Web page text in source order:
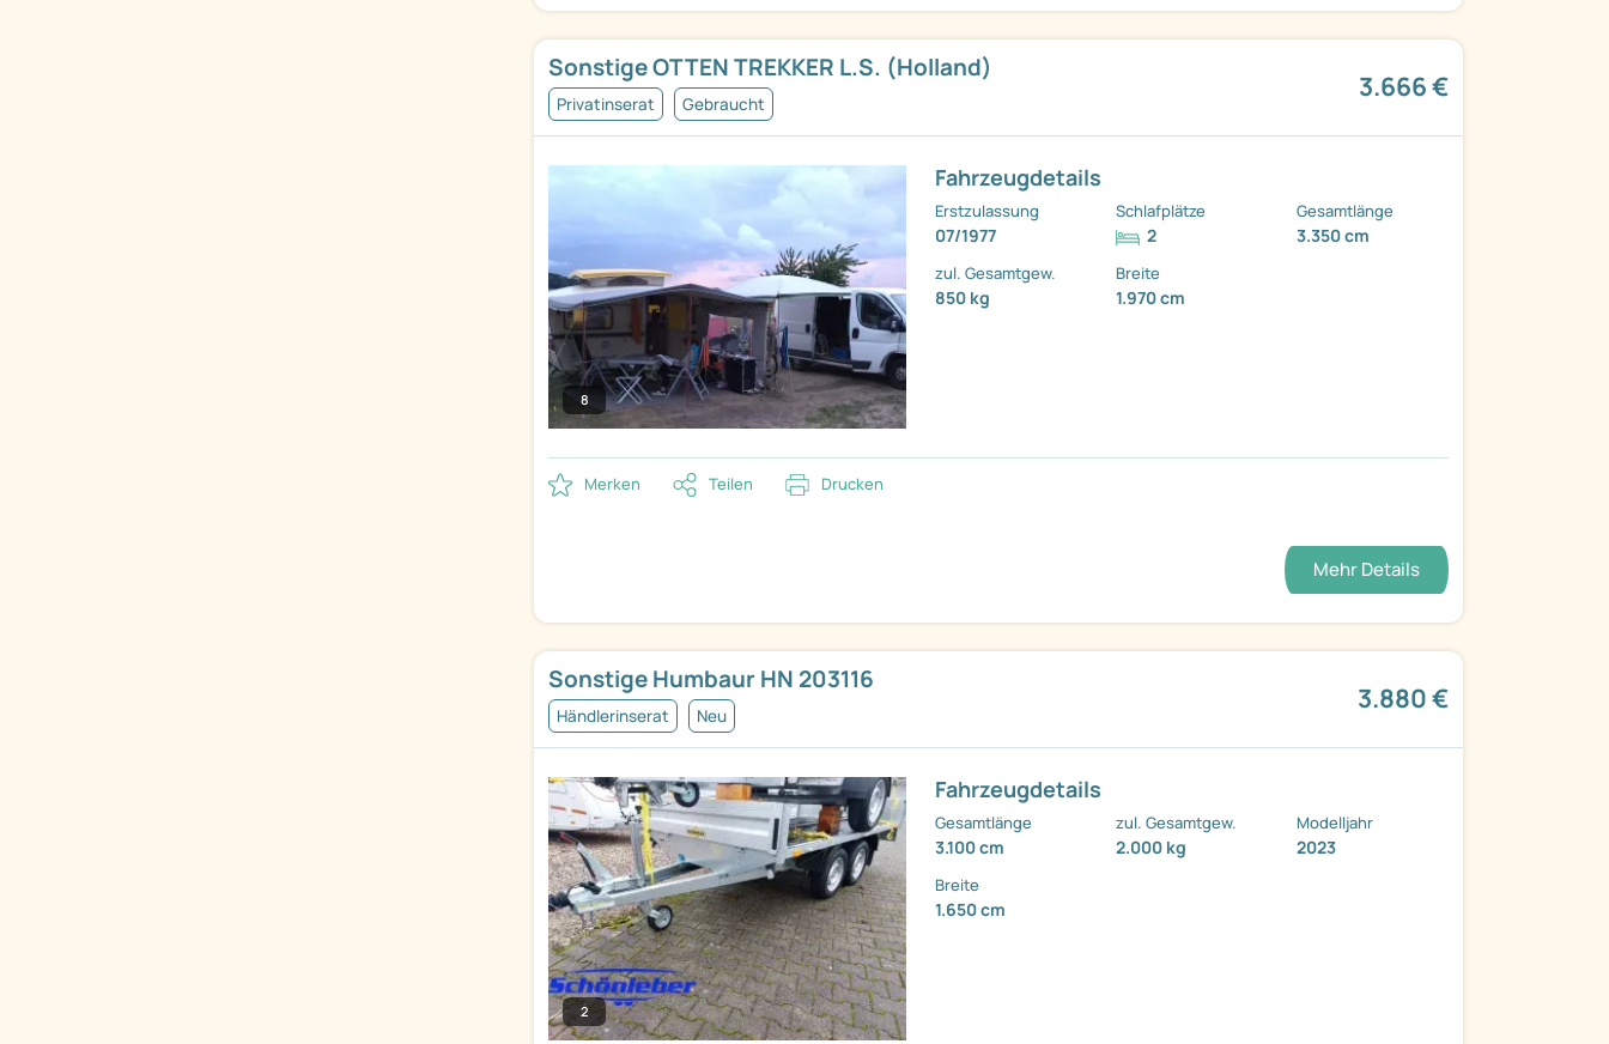
Sonstige OTTEN TREKKER L.S. (Holland)
Privatinserat Gebraucht
3.666 €
8
Fahrzeugdetails
Erstzulassung
07/1977
Schlafplätze
2
Gesamtlänge
3.350 cm
zul. Gesamtgew.
850 kg
Breite
1.970 cm
Merken Teilen Drucken
Mehr Details
Sonstige Humbaur HN 203116
Händlerinserat Neu
3.880 €
2
Fahrzeugdetails
Gesamtlänge
3.100 cm
zul. Gesamtgew.
2.000 kg
Modelljahr
2023
Breite
1.650 cm